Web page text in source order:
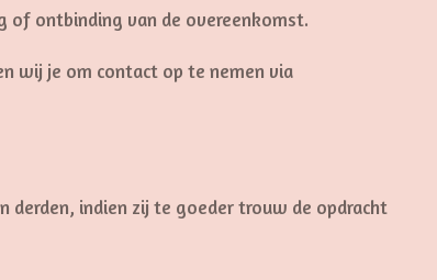
of ontbinding van de overeenkomst.
wij je om contact op te nemen via
derden, indien zij te goeder trouw de opdracht